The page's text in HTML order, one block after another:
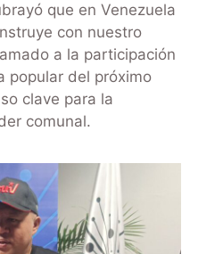
que en Venezuela
con nuestro
a la participación
popular del próximo
clave para la
comunal.